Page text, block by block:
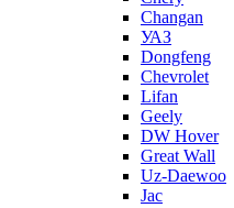
Changan
УАЗ
Dongfeng
Chevrolet
Lifan
Geely
DW Hover
Great Wall
Uz-Daewoo
Jac